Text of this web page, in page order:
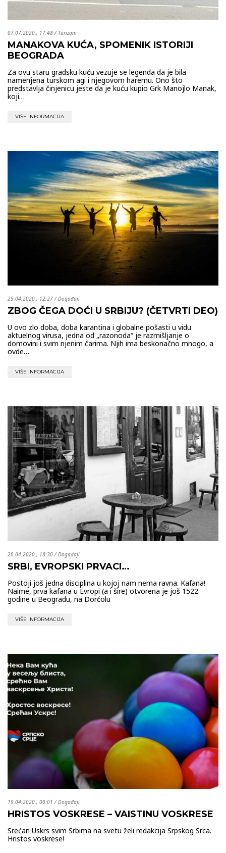
07.07.2020., 17:48 / Turizam
MANAKOVA KUĆA, SPOMENIK ISTORIJI
BEOGRADA
Za ovu staru gradsku kuću vezuje se legenda da je bila
namenjena turskom agi i njegovom haremu. Ono što
predstavlja činjenicu jeste da je kuću kupio Grk Manojlo Manak,
koji…
VIŠE INFORMACIJA
25.04.2020., 12:27/Događaji
ZBOG ČEGA DOĆI U SRBIJU? (ČETVRTI DEO)
U ovo zlo doba, doba karantina i globalne pošasti u vidu
aktuelnog virusa, jedna od „razonoda“ je razmišljanje o
domovini i svim njenim čarima. Njih ima beskonačno mnogo, a
ovde…
VIŠE INFORMACIJA
20.04.2020., 18:30/Događaji
SRBI, EVROPSKI PRVACI…
Postoji još jedna disciplina u kojoj nam nema ravna. Kafana!
Naime, prva kafana u Evropi (a i šire) otvorena je još 1522.
godine u Beogradu, na Dorćolu
VIŠE INFORMACIJA
19.04.2020., 00:01 /Događaji
HRISTOS VOSKRESE – VAISTINU VOSKRESE
Srećan Uskrs svim Srbima na svetu želi redakcija Srpskog Srca.
Hristos voskrese!